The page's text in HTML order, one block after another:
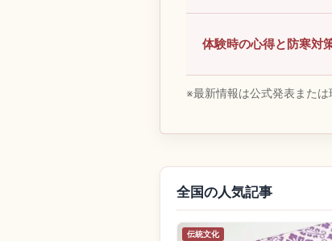
体験時の心得と防寒対
※最新情報は公式発表または
全国の人気記事
伝統文化